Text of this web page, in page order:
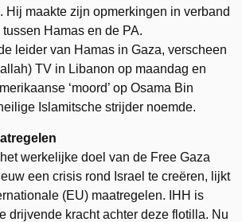
Hij maakte zijn opmerkingen in verband
Hamas en de PA.
leider van Hamas in Gaza, verscheen
TV in Libanon op maandag en
‘moord’ op Osama Bin
Islamitsche strijder noemde.
werkelijke doel van de Free Gaza
een crisis rond Israel te creëren, lijkt
(EU) maatregelen. IHH is
drijvende kracht achter deze flotilla. Nu